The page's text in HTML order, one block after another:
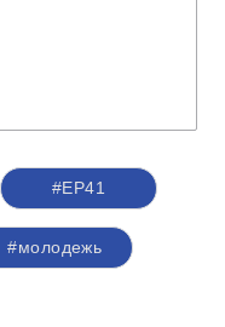
#ЕР41
#молодежь